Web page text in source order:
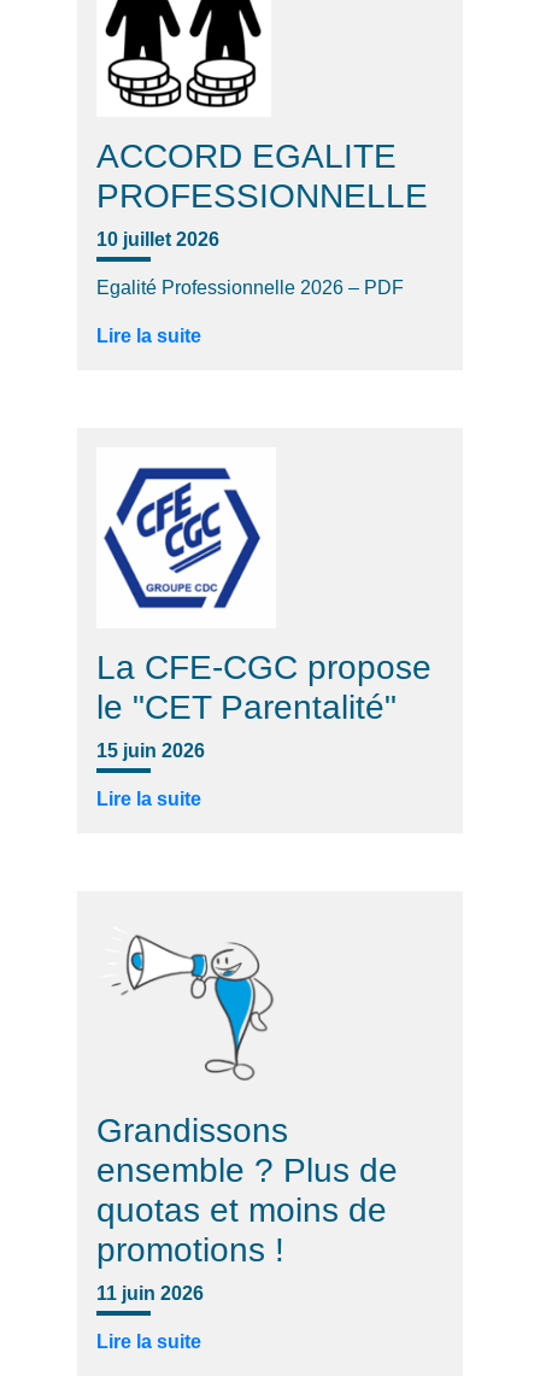
ACCORD EGALITE
PROFESSIONNELLE
10 juillet 2026
Egalité Professionnelle 2026 – PDF
Lire la suite
La CFE-CGC propose
le "CET Parentalité"
15 juin 2026
Lire la suite
Grandissons
ensemble ? Plus de
quotas et moins de
promotions !
11 juin 2026
Lire la suite